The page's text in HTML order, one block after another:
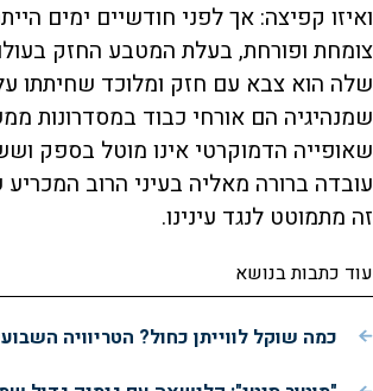
ואיזו קפיצה: אך לפני חודשיים ימים
צומחת ופורחת, בעלת המטבע החזק
שלה הוא צבא עם חזק ומלוכד שחיתתו
שמנהיגיה הם אורחי כבוד במסדרונות
שאופייה הדמוקרטי אינו מוטל בספק
עובדה ברורה מאליה בעיני הרוב
זה מתמוטט לנגד עינינו.
עוד כתבות בנושא
כמה שוקל לווייתן כחול? הטריוויה